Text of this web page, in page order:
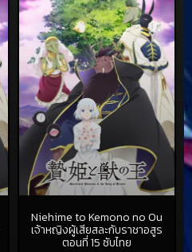
Niehime to Kemono no Ou
เจ้าหญิงผู้เสียสละกับราชาอสูร
ตอนที่ 15 ซับไทย